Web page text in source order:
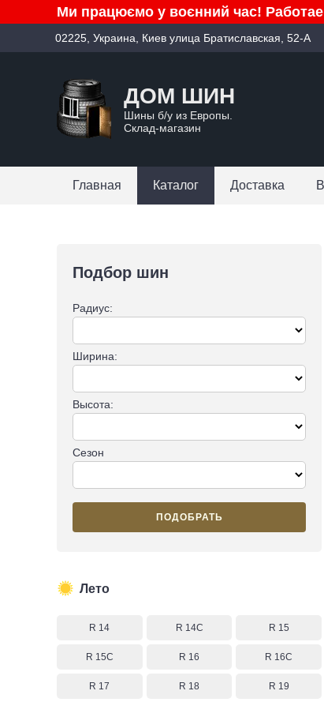
Ми працюємо у воєнний час!
02225, Украина, Киев улица Братиславская, 52-А
ДОМ ШИН
Шины б/у из Европы.
Склад-магазин
Главная Каталог Доставка
Подбор шин
Радиус:
Ширина:
Высота:
Сезон
ПОДОБРАТЬ
Лето
R 14 R 14C R 15
R 15C R 16 R 16C
R 17 R 18 R 19